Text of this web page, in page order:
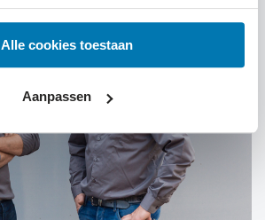
Alle cookies toestaan
Aanpassen